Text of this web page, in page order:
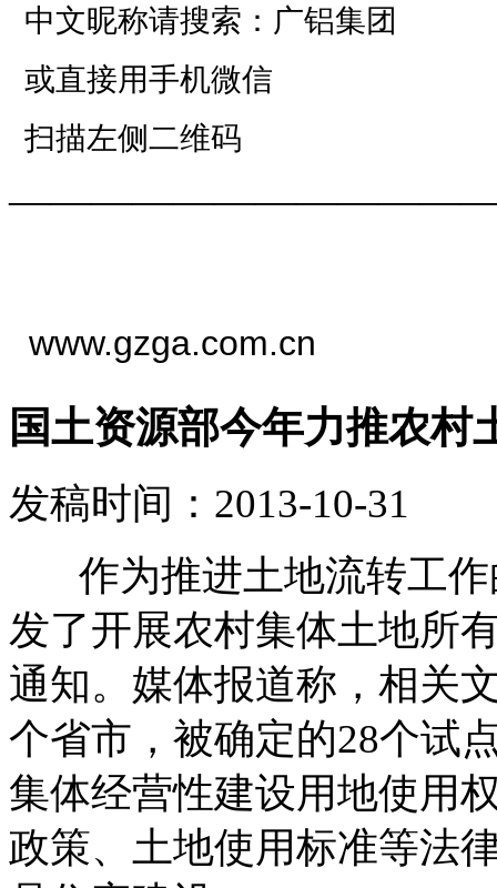
中文昵称请搜索：广铝集团
或直接用手机微信
扫描左侧二维码
———————————
www.gzga.com.cn
国土资源部今年力推农村
发稿时间：2013-10-31
作为推进土地流转工作
发了开展农村集体土地所
通知。媒体报道称，相关
个省市，被确定的28个试
集体经营性建设用地使用
政策、土地使用标准等法